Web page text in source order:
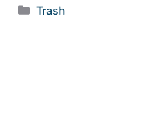
Categorie
Trash